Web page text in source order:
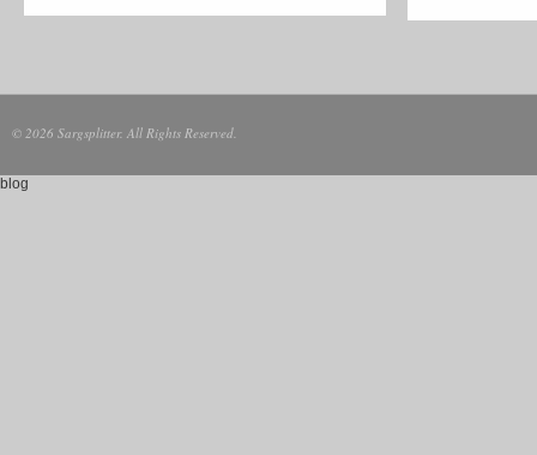
© 2026 Sargsplitter. All Rights Reserved.
blog